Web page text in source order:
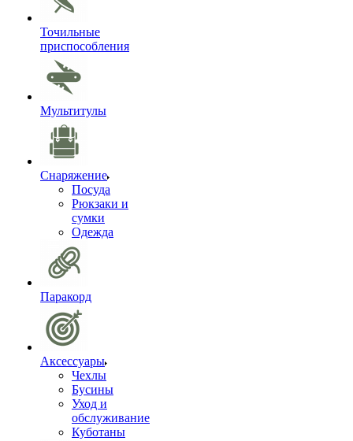
Точильные
приспособления
Мультитулы
Снаряжение
Посуда
Рюкзаки и
сумки
Одежда
Паракорд
Аксессуары
Чехлы
Бусины
Уход и
обслуживание
Куботаны